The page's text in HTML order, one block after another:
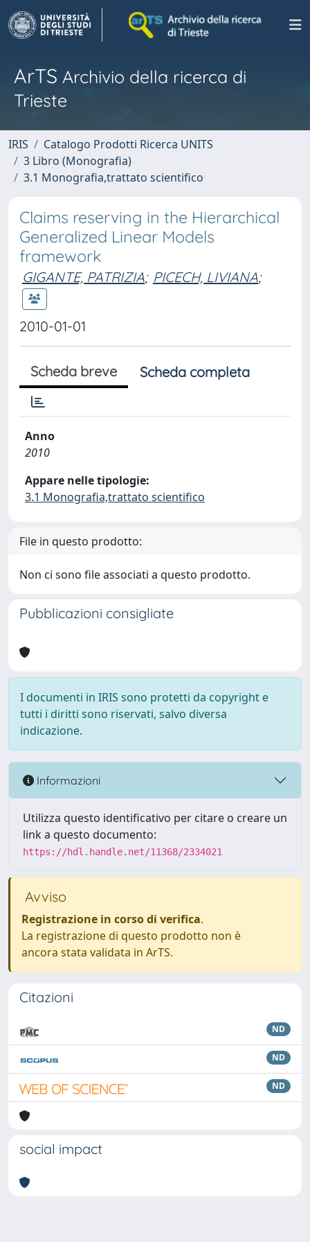
ArTS Archivio della ricerca di
Trieste
IRIS
Catalogo Prodotti Ricerca UNITS
3 Libro (Monografia)
3.1 Monografia,trattato scientifico
Claims reserving in the Hierarchical
Generalized Linear Models
framework
GIGANTE, PATRIZIA; PICECH, LIVIANA;
2010-01-01
Scheda breve Scheda completa
Anno
2010
Appare nelle tipologie:
3.1 Monografia,trattato scientifico
File in questo prodotto:
Non ci sono file associati a questo prodotto.
Pubblicazioni consigliate
I documenti in IRIS sono protetti da copyright e
tutti i diritti sono riservati, salvo diversa
indicazione.
Informazioni
Utilizza questo identificativo per citare o creare un
link a questo documento:
https://hdl.handle.net/11368/2334021
Avviso
Registrazione in corso di verifica.
La registrazione di questo prodotto non è
ancora stata validata in ArTS.
Citazioni
ND
ND
ND
social impact